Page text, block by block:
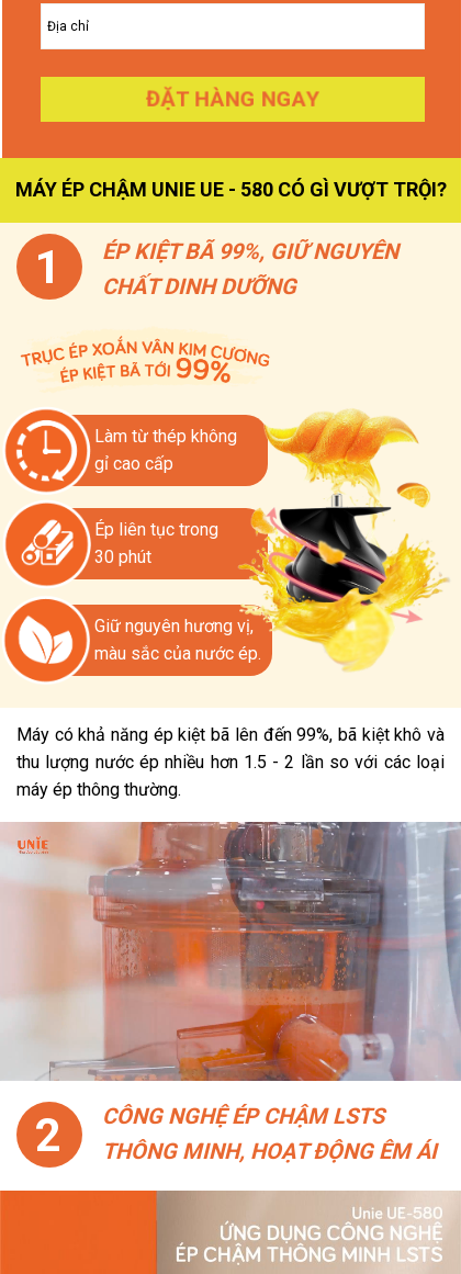
ĐẶT HÀNG NGAY
ÉP KIỆT BÃ 99%, GIỮ NGUYÊN
CHẤT DINH DƯỠNG
MÁY ÉP CHẬM UNIE UE - 580 CÓ GÌ VƯỢT TRỘI?
Làm từ thép không
gỉ cao cấp
Ép liên tục trong
30 phút
Giữ nguyên hương vị,
màu sắc của nước ép.
1
Máy có khả năng ép kiệt bã lên đến 99%, bã kiệt khô và
thu lượng nước ép nhiều hơn 1.5 - 2 lần so với các loại
máy ép thông thường.
CÔNG NGHỆ ÉP CHẬM LSTS
THÔNG MINH, HOẠT ĐỘNG ÊM ÁI
2